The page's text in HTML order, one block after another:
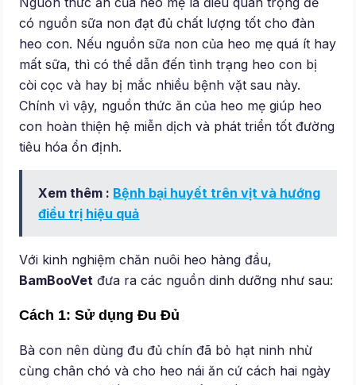
có nguồn sữa non đạt đủ chất lượng tốt cho đàn
heo con. Nếu nguồn sữa non của heo mẹ quá ít hay
mất sữa, thì có thể dẫn đến tình trạng heo con bị
còi cọc và hay bị mắc nhiều bệnh vặt sau này.
Chính vì vậy, nguồn thức ăn của heo mẹ giúp heo
con hoàn thiện hệ miễn dịch và phát triển tốt đường
tiêu hóa ổn định.
Xem thêm : Bệnh bại huyết trên vịt và hướng
điều trị hiệu quả
Với kinh nghiệm chăn nuôi heo hàng đầu,
BamBooVet đưa ra các nguồn dinh dưỡng như sau:
Cách 1: Sử dụng Đu Đủ
Bà con nên dùng đu đủ chín đã bỏ hạt ninh nhừ
cùng chân chó và cho heo nái ăn cứ cách hai ngày